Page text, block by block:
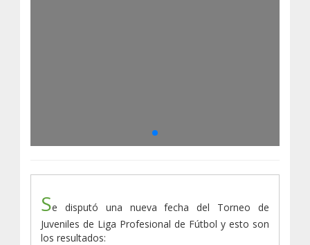
Se disputó una nueva fecha del Torneo de
Juveniles de Liga Profesional de Fútbol y esto son
los resultados: